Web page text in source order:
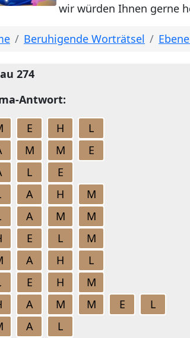
wir würden Ihnen gerne
Beruhigende Worträtsel
274
Antwort:
E H
L
M M
E
L
E
A H
M
A M
M
E L
M
A H
L
E H
M
A M M E
L
A L